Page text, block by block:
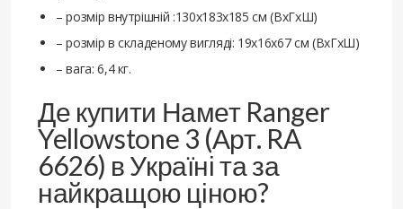
– розмір внутрішній :130х183х185 см (ВхГхШ)
– розмір в складеному вигляді: 19х16х67 см (ВхГхШ)
– вага: 6,4 кг.
Де купити Намет Ranger
Yellowstone 3 (Арт. RA
6626) в Україні та за
найкращою ціною?